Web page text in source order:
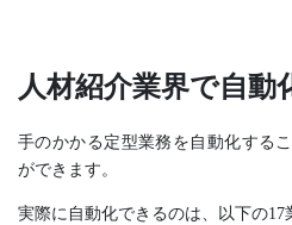
人材紹介業界で自動
手のかかる定型業務を自動化する
ができます。
実際に自動化できるのは、以下の17